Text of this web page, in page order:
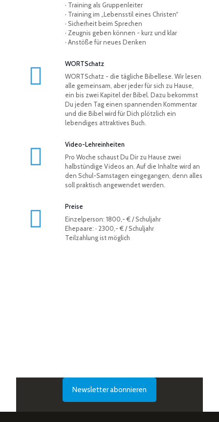
· Training als Gruppenleiter
· Training im „Lebensstil eines Christen“
· Sicherheit beim Sprechen
· Zeugnis geben können - kurz und klar
· Anstöße für neues Denken
WORTSchatz
WORTSchatz - die tägliche Bibellese. Wir lesen
alle gemeinsam, aber jeder für sich zu Hause,
ein bis zwei Kapitel der Bibel. Dazu bekommst
Du jeden Tag einen spannenden Kommentar
und die Bibel wird für Dich plötzlich ein
lebendiges attraktives Buch.
Video-Lehreinheiten
Pro Woche schaust Du Dir zu Hause zwei
halbstündige Videos an. Auf die Inhalte wird an
den Schul-Samstagen eingegangen, denn alles
soll praktisch angewendet werden.
Preise
Einzelperson: 1800,- € / Schuljahr
Ehepaare: · 2300,- € / Schuljahr
Teilzahlung ist möglich
Newsletter abonnieren